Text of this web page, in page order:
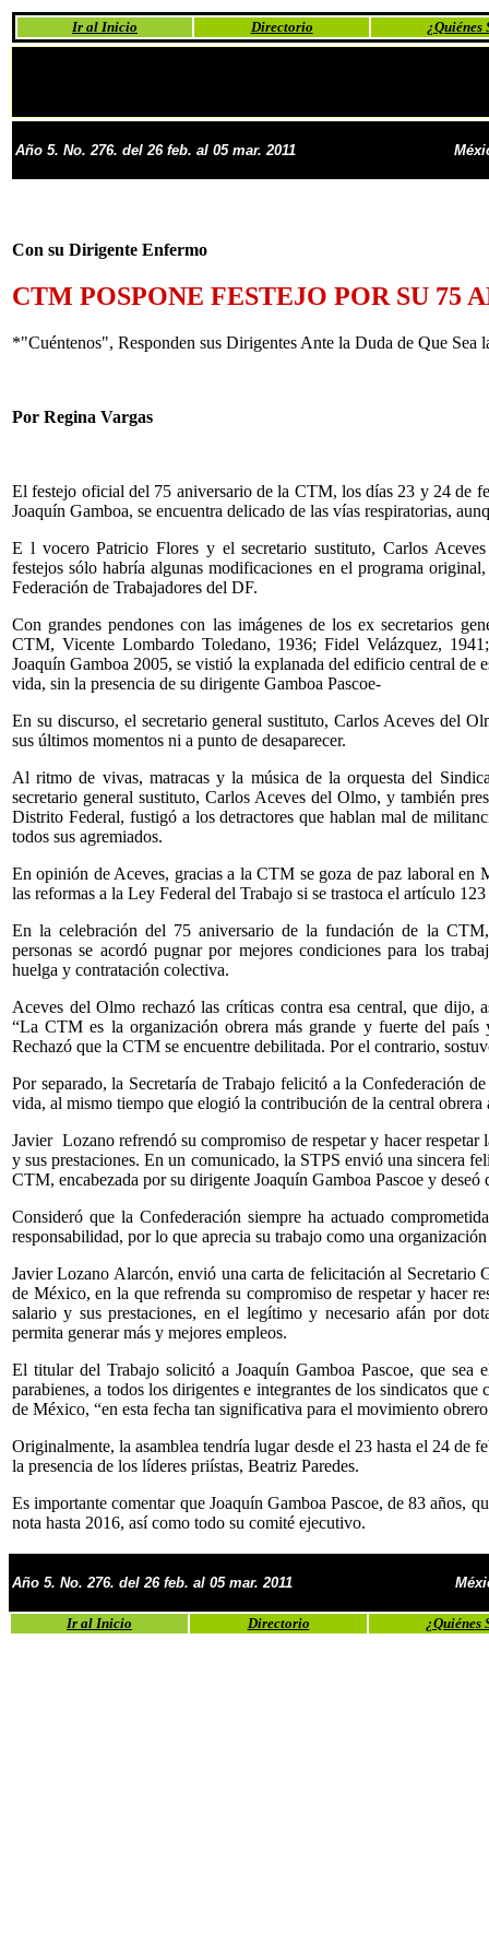
Ir al Inicio Directorio ¿Quiénes
Año 5. No. 276. del 26 feb. al 05 mar. 2011
Con su Dirigente Enfermo
CTM POSPONE FESTEJO POR SU 75
*"Cuéntenos", Responden sus Dirigentes Ante la Duda de Que Sea
Por Regina Vargas
El festejo oficial del 75 aniversario de la CTM, los días 23 y 24 de
Joaquín Gamboa, se encuentra delicado de las vías respiratorias,
E l vocero Patricio Flores y el secretario sustituto, Carlos
festejos sólo habría algunas modificaciones en el programa
Federación de Trabajadores del DF.
Con grandes pendones con las imágenes de los ex secretarios
CTM, Vicente Lombardo Toledano, 1936; Fidel Velázquez,
Joaquín Gamboa 2005, se vistió la explanada del edificio central de
vida, sin la presencia de su dirigente Gamboa Pascoe-
En su discurso, el secretario general sustituto, Carlos Aceves del
sus últimos momentos ni a punto de desaparecer.
Al ritmo de vivas, matracas y la música de la orquesta del
secretario general sustituto, Carlos Aceves del Olmo, y también
Distrito Federal, fustigó a los detractores que hablan mal de
todos sus agremiados.
En opinión de Aceves, gracias a la CTM se goza de paz laboral
las reformas a la Ley Federal del Trabajo si se trastoca el artículo
En la celebración del 75 aniversario de la fundación de la
personas se acordó pugnar por mejores condiciones para los
huelga y contratación colectiva.
Aceves del Olmo rechazó las críticas contra esa central, que dijo,
“La CTM es la organización obrera más grande y fuerte del
Rechazó que la CTM se encuentre debilitada. Por el contrario,
Por separado, la Secretaría de Trabajo felicitó a la Confederación
vida, al mismo tiempo que elogió la contribución de la central obrera
Javier Lozano refrendó su compromiso de respetar y hacer respetar
y sus prestaciones. En un comunicado, la STPS envió una sincera
CTM, encabezada por su dirigente Joaquín Gamboa Pascoe y deseó
Consideró que la Confederación siempre ha actuado
responsabilidad, por lo que aprecia su trabajo como una
Javier Lozano Alarcón, envió una carta de felicitación al Secretario
de México, en la que refrenda su compromiso de respetar y hacer
salario y sus prestaciones, en el legítimo y necesario afán por
permita generar más y mejores empleos.
El titular del Trabajo solicitó a Joaquín Gamboa Pascoe, que sea
parabienes, a todos los dirigentes e integrantes de los sindicatos
de México, “en esta fecha tan significativa para el movimiento
Originalmente, la asamblea tendría lugar desde el 23 hasta el 24 de
la presencia de los líderes priístas, Beatriz Paredes.
Es importante comentar que Joaquín Gamboa Pascoe, de 83 años,
nota hasta 2016, así como todo su comité ejecutivo.
Año 5. No. 276. del 26 feb. al 05 mar. 2011
Ir al Inicio Directorio ¿Quiénes